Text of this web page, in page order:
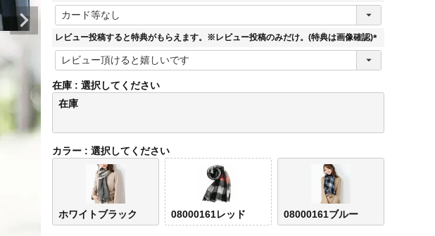
(
須
レビュー投稿すると特典がもらえます。※レビュー投稿のみだけ。(特典は画像確認)
(
)
在庫
選択してください
在庫
カラー 選択してください
ホワイトブラック 08000161レッド 08000161ブルー